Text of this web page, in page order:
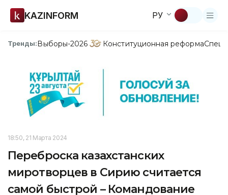
KAZINFORM РУ
Тренды:Выборы-2026 Конституционная реформа
18:50, 21 Марта 2024
Переброска казахстанских
миротворцев в Сирию считается
самой быстрой – Командование